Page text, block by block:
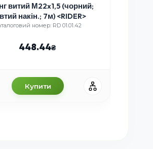
витий М22x1,5 (чорний;
накін.; 7м) <RIDER>
номер: RD 01.01.42
448.44
Купити